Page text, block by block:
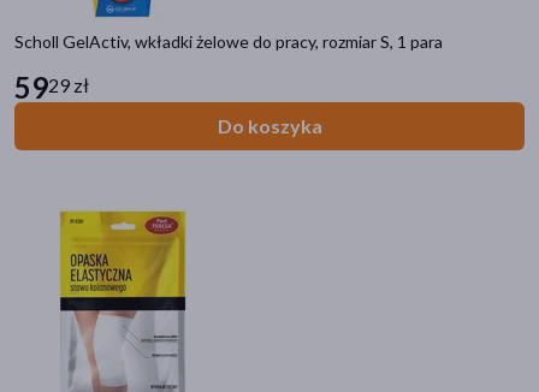
Scholl GelActiv, wkładki żelowe do pracy, rozmiar S, 1 para
5929 zł
Do koszyka